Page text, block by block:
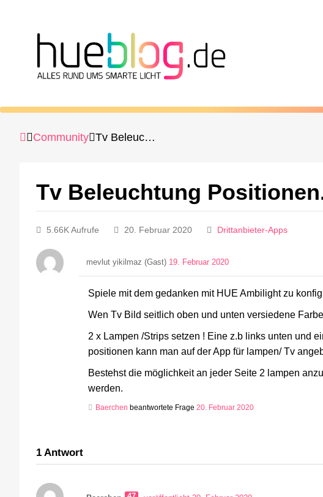
Community Tv Beleuchtung Positionen.
Tv Beleuchtung
5.66K Aufrufe 20. Februar 2020 Drittanbieter-Apps
mevlut yikilmaz (Gast) 19. Februar 2020
Spiele mit dem gedanken mit HUE Ambilight zu
Wen Tv Bild seitlich oben und unten versiedene
2 x Lampen /Strips setzen ! Eine z.b links unten und
positionen kann man auf der App für lampen/ Tv
Bestehst die möglichkeit an jeder Seite 2 lampen
werden.
Baerchen beantwortete Frage 20. Februar 2020
1 Antwort